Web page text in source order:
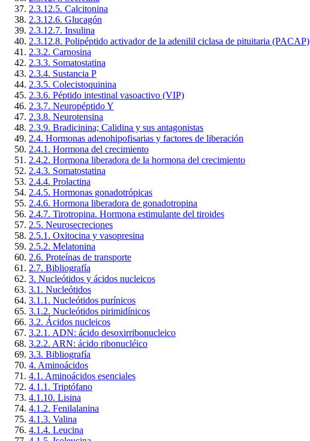
2.3.12.5. Calcitonina
2.3.12.6. Glucagón
2.3.12.7. Insulina
2.3.12.8. Polipéptido activador de la adenilil ciclasa de pituitaria (PACAP)
2.3.2. Carnosina
2.3.3. Somatostatina
2.3.4. Sustancia P
2.3.5. Colecistoquinina
2.3.6. Péptido intestinal vasoactivo (VIP)
2.3.7. Neuropéptido Y
2.3.8. Neurotensina
2.3.9. Bradicinina; Calidina y sus antagonistas
2.4. Hormonas adenohipofisarias y factores de liberación
2.4.1. Hormona del crecimiento
2.4.2. Hormona liberadora de la hormona del crecimiento
2.4.3. Somatostatina
2.4.4. Prolactina
2.4.5. Hormonas gonadotrópicas
2.4.6. Hormona liberadora de gonadotropina
2.4.7. Tirotropina. Hormona estimulante del tiroides
2.5. Neurosecreciones
2.5.1. Oxitocina y vasopresina
2.5.2. Melatonina
2.6. Proteínas de transporte
2.7. Bibliografía
3. Nucleótidos y ácidos nucleicos
3.1. Nucleótidos
3.1.1. Nucleótidos purínicos
3.1.2. Nucleótidos pirimidínicos
3.2. Ácidos nucleicos
3.2.1. ADN: ácido desoxirribonucleico
3.2.2. ARN: ácido ribonucléico
3.3. Bibliografía
4. Aminoácidos
4.1. Aminoácidos esenciales
4.1.1. Triptófano
4.1.10. Lisina
4.1.2. Fenilalanina
4.1.3. Valina
4.1.4. Leucina